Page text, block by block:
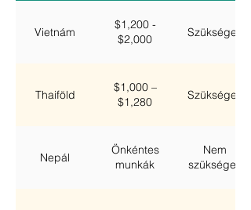
Vietnám
$1,200 -
$2,000
Szükséges
Thaiföld
$1,000 –
$1,280
Szükséges
Nepál
Önkéntes
munkák
Nem
szükséges